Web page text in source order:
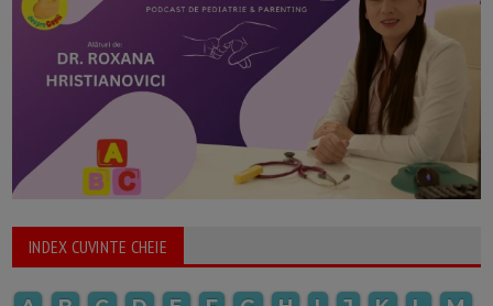
INDEX CUVINTE CHEIE